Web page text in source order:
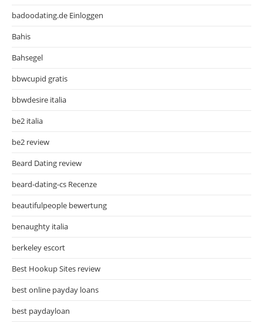
badoodating.de Einloggen
Bahis
Bahsegel
bbwcupid gratis
bbwdesire italia
be2 italia
be2 review
Beard Dating review
beard-dating-cs Recenze
beautifulpeople bewertung
benaughty italia
berkeley escort
Best Hookup Sites review
best online payday loans
best paydayloan